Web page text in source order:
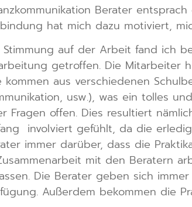
Berater
hat mich dazu motiviert,
Stimmung auf der Arbeit fand ich
getroffen. Die Mitarbeiter
kommen aus verschiedenen
usw.), was ein tolles
Fragen offen. Dies resultiert
involviert gefühlt, da die
immer darüber, dass die
mit den Beratern
Die Berater geben sich
Außerdem bekommen die